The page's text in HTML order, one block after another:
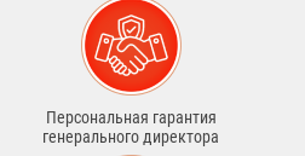
Персональная гарантия
генерального директора